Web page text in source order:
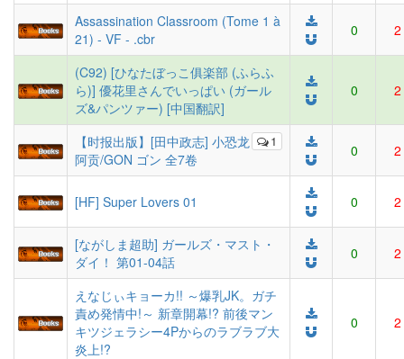
Assassination Classroom (Tome 1 à
21) - VF - .cbr
0 2
(C92) [ひなたぼっこ俱楽部 (ふらふ
ら)] 優花里さんでいっぱい (ガール
ズ&パンツァー) [中国翻訳]
0 2
1
【时报出版】[田中政志] 小恐龙
阿贡/GON ゴン 全7卷
0 2
[HF] Super Lovers 01 0 2
[ながしま超助] ガールズ・マスト・
ダイ！ 第01-04話
0 2
えなじぃキョーカ!! ～爆乳JK。ガチ
責め発情中!～ 新章開幕!? 前後マン
キツジェラシー4Pからのラブラブ大
炎上!?
0 2